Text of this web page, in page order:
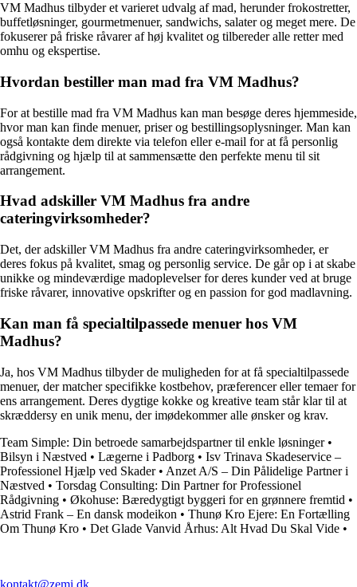
VM Madhus tilbyder et varieret udvalg af mad, herunder frokostretter,
buffetløsninger, gourmetmenuer, sandwichs, salater og meget mere. De
fokuserer på friske råvarer af høj kvalitet og tilbereder alle retter med
omhu og ekspertise.
Hvordan bestiller man mad fra VM Madhus?
For at bestille mad fra VM Madhus kan man besøge deres hjemmeside,
hvor man kan finde menuer, priser og bestillingsoplysninger. Man kan
også kontakte dem direkte via telefon eller e-mail for at få personlig
rådgivning og hjælp til at sammensætte den perfekte menu til sit
arrangement.
Hvad adskiller VM Madhus fra andre
cateringvirksomheder?
Det, der adskiller VM Madhus fra andre cateringvirksomheder, er
deres fokus på kvalitet, smag og personlig service. De går op i at skabe
unikke og mindeværdige madoplevelser for deres kunder ved at bruge
friske råvarer, innovative opskrifter og en passion for god madlavning.
Kan man få specialtilpassede menuer hos VM
Madhus?
Ja, hos VM Madhus tilbyder de muligheden for at få specialtilpassede
menuer, der matcher specifikke kostbehov, præferencer eller temaer for
ens arrangement. Deres dygtige kokke og kreative team står klar til at
skræddersy en unik menu, der imødekommer alle ønsker og krav.
Team Simple: Din betroede samarbejdspartner til enkle løsninger•
Bilsyn i Næstved • Lægerne i Padborg • Isv Trinava Skadeservice –
Professionel Hjælp ved Skader• Anzet A/S – Din Pålidelige Partner i
Næstved • Torsdag Consulting: Din Partner for Professionel
Rådgivning • Økohuse: Bæredygtigt byggeri for en grønnere fremtid •
Astrid Frank – En dansk modeikon • Thunø Kro Ejere: En Fortælling
Om Thunø Kro • Det Glade Vanvid Århus: Alt Hvad Du Skal Vide •
kontakt@zemi.dk